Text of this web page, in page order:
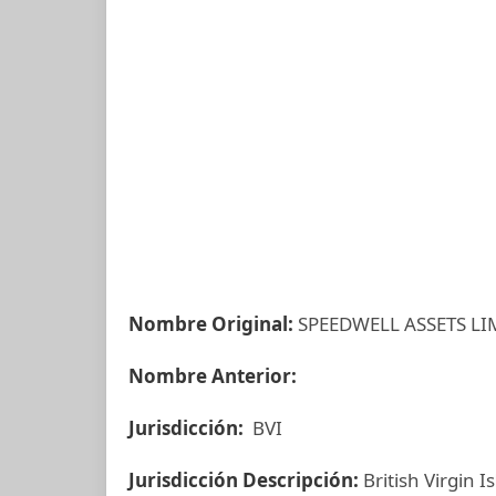
Nombre Original: SPEEDWELL ASSETS
Nombre Anterior:
Jurisdicción: BVI
Jurisdicción Descripción: British Virgin